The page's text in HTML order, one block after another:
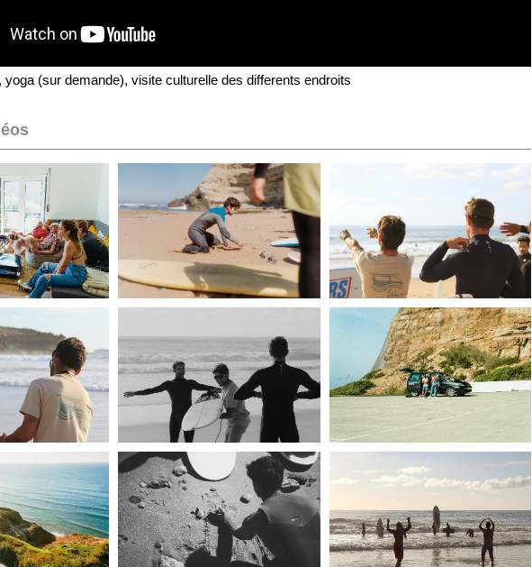
yoga (sur demande), visite culturelle des differents endroits